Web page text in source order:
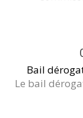
Bail
Le bail